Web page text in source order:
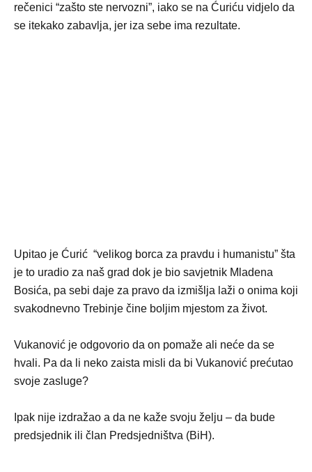
rečenici “zašto ste nervozni”, iako se na Ćuriću vidjelo da
se itekako zabavlja, jer iza sebe ima rezultate.
Upitao je Ćurić “velikog borca za pravdu i humanistu” šta
je to uradio za naš grad dok je bio savjetnik Mladena
Bosića, pa sebi daje za pravo da izmišlja laži o onima koji
svakodnevno Trebinje čine boljim mjestom za život.
Vukanović je odgovorio da on pomaže ali neće da se
hvali. Pa da li neko zaista misli da bi Vukanović prećutao
svoje zasluge?
Ipak nije izdražao a da ne kaže svoju želju – da bude
predsjednik ili član Predsjedništva (BiH).